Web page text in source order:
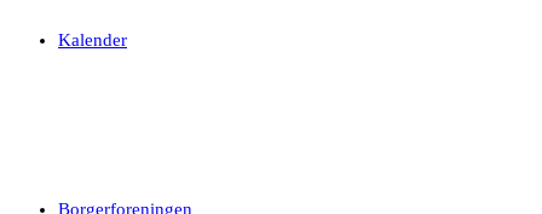
Kalender
Borgerforeningen